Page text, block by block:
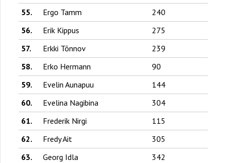
55.
Ergo Tamm
240
56.
Erik Kippus
275
57.
Erkki Tõnnov
239
58.
Erko Hermann
90
59.
Evelin Aunapuu
144
60.
Evelina Nagibina
304
61.
Frederik Nirgi
115
62.
Fredy Ait
305
63.
Georg Idla
342